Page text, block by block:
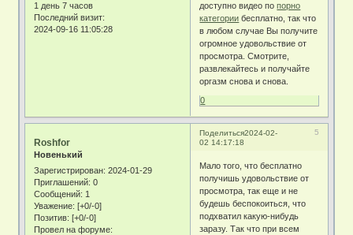
1 день 7 часов
Последний визит:
2024-09-16 11:05:28
доступно видео попорно
категории бесплатно, так что
в любом случае Вы получите
огромное удовольствие от
просмотра. Смотрите,
развлекайтесь и получайте
оргазм снова и снова.
0
Поделиться 5
2024-02-
02 14:17:18
Roshfor
Новенький
Зарегистрирован: 2024-01-29
Приглашений: 0
Сообщений: 1
Уважение: [+0/-0]
Позитив: [+0/-0]
Провел на форуме:
Мало того, что бесплатно
получишь удовольствие от
просмотра, так еще и не
будешь беспокоиться, что
подхватил какую-нибудь
заразу. Так что при всем